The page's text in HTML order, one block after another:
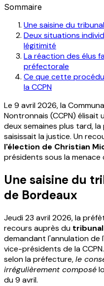
Sommaire
Une saisine du
Deux situations
légitimité
La réaction des élus
préfectorale
Ce que cette
la CCPN
Le 9 avril 2026, la
Nontronnais (CCPN) élisait
deux semaines plus tard,
saisissait la justice. Un
l'élection de Christian
présidents sous la menace
Une saisine du
de Bordeaux
Jeudi 23 avril 2026, la
recours auprès du
demandant l'annulation
vice-présidents de la
selon la préfecture,le
irrégulièrement composé
du 9 avril.